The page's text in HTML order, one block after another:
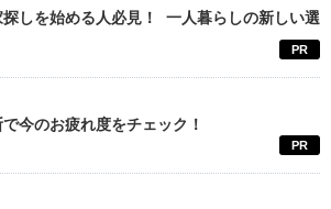
探しを始める人必見！ 一人暮らしの新しい選
PR
今のお疲れ度をチェック！
PR